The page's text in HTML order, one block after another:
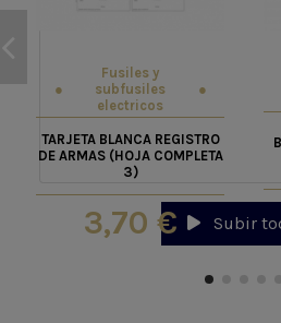
Subir
Fusiles y
subfusiles
electricos
TARJETA BLANCA REGISTRO
DE ARMAS (HOJA COMPLETA
3)
3,70 €